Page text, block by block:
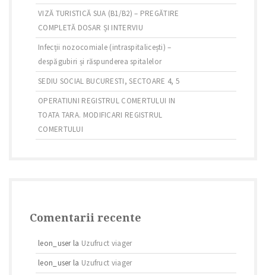
VIZĂ TURISTICĂ SUA (B1/B2) – PREGĂTIRE
COMPLETĂ DOSAR ȘI INTERVIU
Infecții nozocomiale (intraspitalicești) –
despăgubiri și răspunderea spitalelor
SEDIU SOCIAL BUCURESTI, SECTOARE 4, 5
OPERATIUNI REGISTRUL COMERTULUI IN
TOATA TARA. MODIFICARI REGISTRUL
COMERTULUI
Comentarii recente
leon_userla Uzufruct viager
leon_userla Uzufruct viager